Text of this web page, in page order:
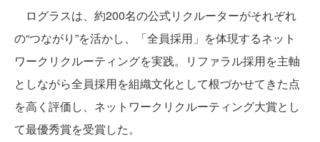
ログラスは、約200名の公式リクルーターがそれぞれ
の“つながり”を活かし、「全員採用」を体現するネット
ワークリクルーティングを実践。リファラル採用を主軸
としながら全員採用を組織文化として根づかせてきた点
を高く評価し、ネットワークリクルーティング大賞とし
て最優秀賞を受賞した。